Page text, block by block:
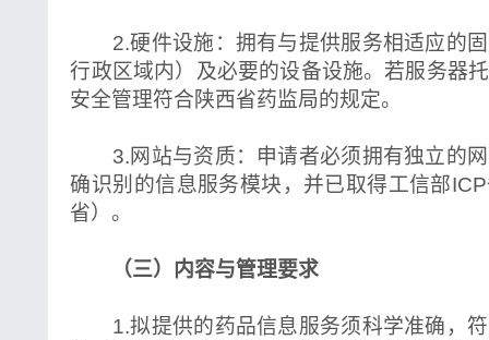
2.硬件设施：拥有与提供服务相适应的固
行政区域内）及必要的设备设施。若服务器
安全管理符合陕西省药监局的规定。
3.网站与资质：申请者必须拥有独立的网
确识别的信息服务模块，并已取得工信部
省）。
（三）内容与管理要求
1.拟提供的药品信息服务须科学准确，符